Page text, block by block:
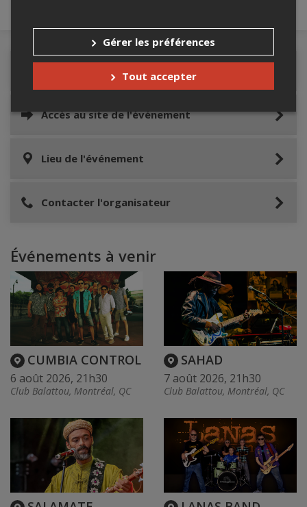
Détails de l'événement
Accès au site de l'événement
Lieu de l'événement
Contacter l'organisateur
Événements à venir
CUMBIA CONTROL
6 août 2026, 21h30
Club Balattou, Montréal, QC
SAHAD
7 août 2026, 21h30
Club Balattou, Montréal, QC
Gérer les préférences
Tout accepter